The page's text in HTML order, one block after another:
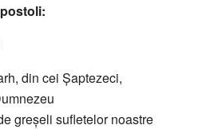
din cei Șaptezeci,
greșeli sufletelor noastre